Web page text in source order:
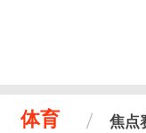
体育 焦点